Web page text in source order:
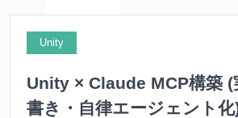
Unity
Unity × Claude MCP構築 (
書き・自律エージェント化